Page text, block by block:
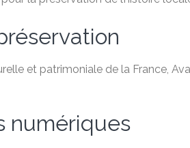
et patrimoniale de la France,
numériques